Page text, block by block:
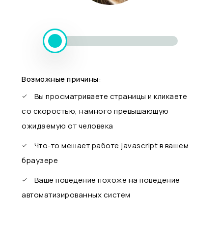
Возможные причины:
Вы просматриваете страницы и кликаете
со скоростью, намного превышающую
ожидаемую от человека
Что-то мешает работе javascript в вашем
браузере
Ваше поведение похоже на поведение
автоматизированных систем